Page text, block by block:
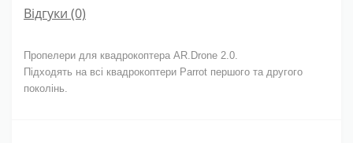
Відгуки (0)
Пропелери для квадрокоптера AR.Drone 2.0.
Підходять на всі квадрокоптери Parrot першого та другого
поколінь.